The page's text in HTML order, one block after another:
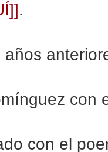
.
con
con el